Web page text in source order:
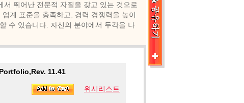
뛰어난 전문적 자질을 갖고 있는 것으로
계 표준을 충족하고, 경력 경쟁력을 높이
수 있습니다. 자신의 분야에서 두각을 나
11.41
위시리스트